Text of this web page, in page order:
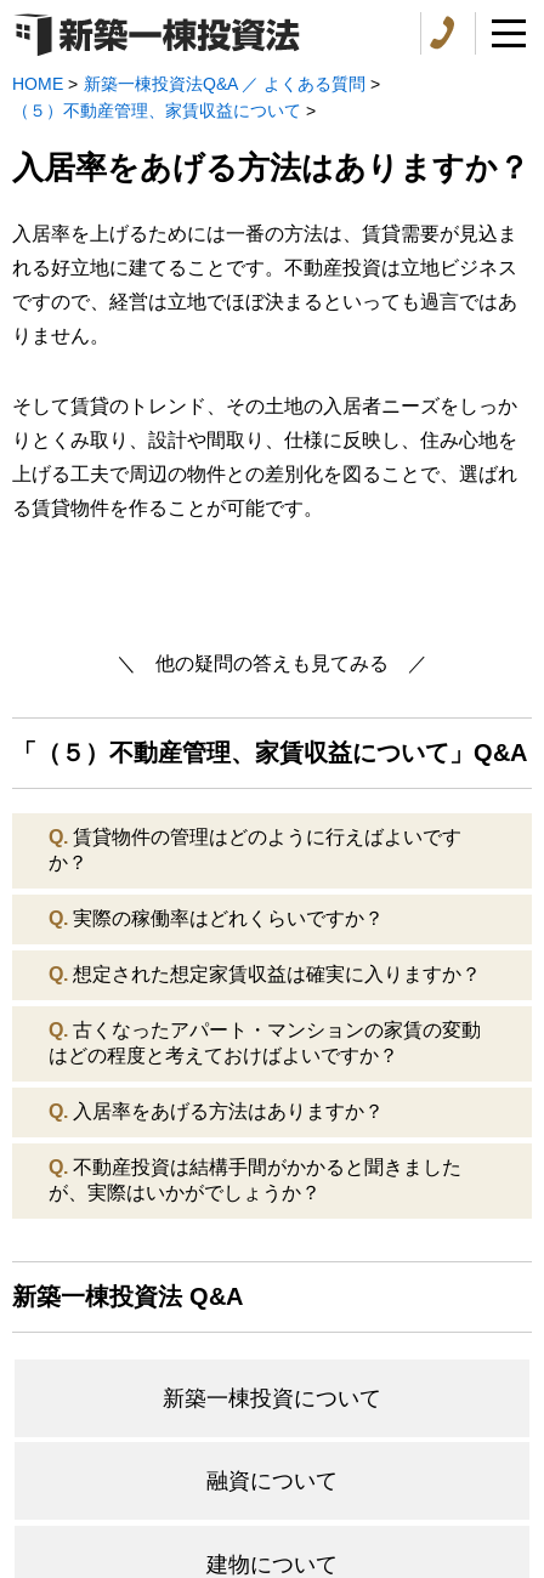
HOME > 新築一棟投資法Q&A ／ よくある質問 >
（５）不動産管理、家賃収益について >
入居率をあげる方法はありますか？
入居率を上げるためには一番の方法は、賃貸需要が見込ま
れる好立地に建てることです。不動産投資は立地ビジネス
ですので、経営は立地でほぼ決まるといっても過言ではあ
りません。
そして賃貸のトレンド、その土地の入居者ニーズをしっか
りとくみ取り、設計や間取り、仕様に反映し、住み心地を
上げる工夫で周辺の物件との差別化を図ることで、選ばれ
る賃貸物件を作ることが可能です。
＼ 他の疑問の答えも見てみる ／
「（５）不動産管理、家賃収益について」Q&A
Q. 賃貸物件の管理はどのように行えばよいです
か？
Q. 実際の稼働率はどれくらいですか？
Q. 想定された想定家賃収益は確実に入りますか？
Q. 古くなったアパート・マンションの家賃の変動
はどの程度と考えておけばよいですか？
Q. 入居率をあげる方法はありますか？
Q. 不動産投資は結構手間がかかると聞きました
が、実際はいかがでしょうか？
新築一棟投資法 Q&A
新築一棟投資について
融資について
建物について